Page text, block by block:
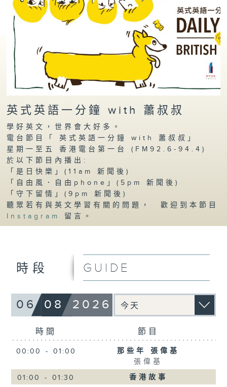
英式英語一分鐘 with 蕭叔叔
學好英文，世界會大好多。
電台節目「 英式英語一分鐘 with 蕭叔叔」
星期一至五 香港電台第一台 (FM92.6-94.4)
於以下節目內播出:
「是日快樂」(11am 新聞後)
「自由風．自由phone」(5pm 新聞後)
「守下留情」(9pm 新聞後)
聽眾若有與英文學習有關的問題， 歡迎到本節目
Instagram 留言。
時段 GUIDE
06 08 2026
時間 節目
00:00 - 01:00
那些年 張偉基
張偉基
01:00 - 01:30 香港故事